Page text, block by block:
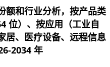
额和行业分析，按产品类
位）、按应用（工业自
居、医疗设备、远程信息
2034 年